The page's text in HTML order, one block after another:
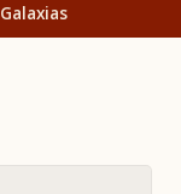
Galaxias